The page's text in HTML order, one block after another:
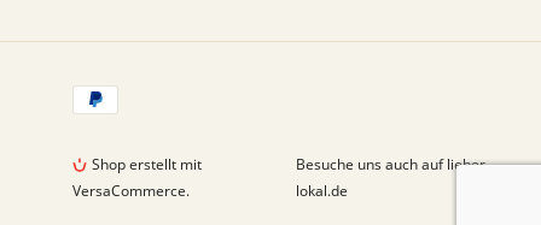
Zahlungsarten
Shop erstellt mit
VersaCommerce.
Besuche uns auch auf lieber-
lokal.de